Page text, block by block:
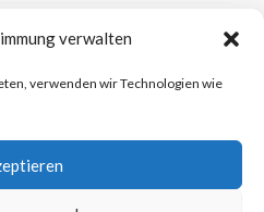
verwalten
verwenden wir Technologien wie
und ihre Mörder: Dr. Pat
dem du dir wünschst, deine
- Schreiblust Leselust